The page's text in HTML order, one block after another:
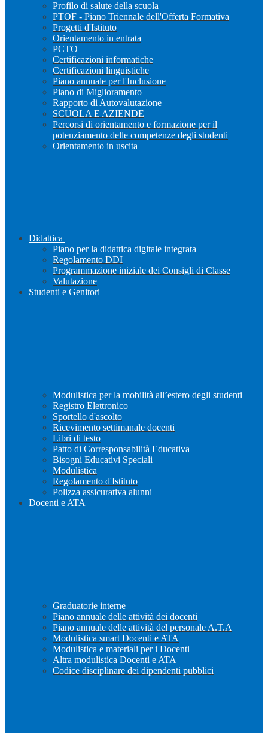
Profilo di salute della scuola
PTOF - Piano Triennale dell'Offerta Formativa
Progetti d'Istituto
Orientamento in entrata
PCTO
Certificazioni informatiche
Certificazioni linguistiche
Piano annuale per l'Inclusione
Piano di Miglioramento
Rapporto di Autovalutazione
SCUOLA E AZIENDE
Percorsi di orientamento e formazione per il
potenziamento delle competenze degli studenti
Orientamento in uscita
Didattica
Piano per la didattica digitale integrata
Regolamento DDI
Programmazione iniziale dei Consigli di Classe
Valutazione
Studenti e Genitori
Modulistica per la mobilità all’estero degli studenti
Registro Elettronico
Sportello d'ascolto
Ricevimento settimanale docenti
Libri di testo
Patto di Corresponsabilità Educativa
Bisogni Educativi Speciali
Modulistica
Regolamento d'Istituto
Polizza assicurativa alunni
Docenti e ATA
Graduatorie interne
Piano annuale delle attività dei docenti
Piano annuale delle attività del personale A.T.A
Modulistica smart Docenti e ATA
Modulistica e materiali per i Docenti
Altra modulistica Docenti e ATA
Codice disciplinare dei dipendenti pubblici